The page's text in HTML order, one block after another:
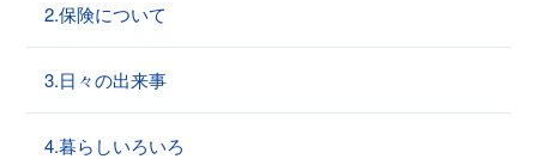
2.保険について
3.日々の出来事
4.暮らしいろいろ